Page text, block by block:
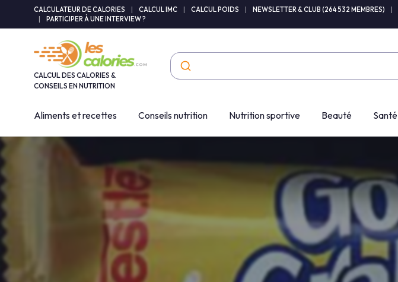
CALCULATEUR DE CALORIES CALCUL IMC CALCUL POIDS NEWSLETTER & CLUB (264 532 MEMBRES)
PARTICIPER À UNE INTERVIEW ?
CALCUL DES CALORIES &
CONSEILS EN NUTRITION
Aliments et recettes Conseils nutrition Nutrition sportive Beauté Santé
Panneau de gestion des cookies